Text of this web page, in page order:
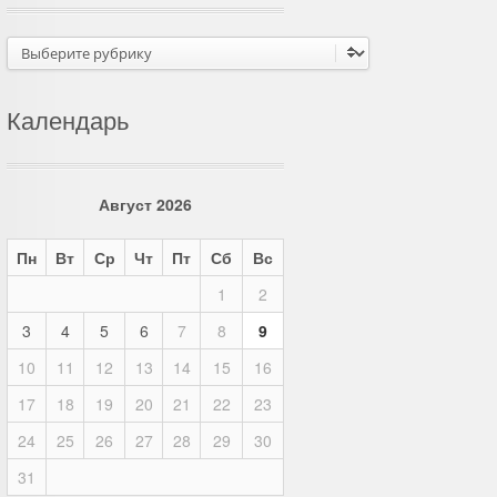
Рубрики
Календарь
Август 2026
Пн Вт Ср Чт Пт Сб
Вс
1
2
3
4 5 6 7 8
9
10
11 12 13 14 15
16
17
18 19 20 21 22
23
24
25 26 27 28 29
30
31